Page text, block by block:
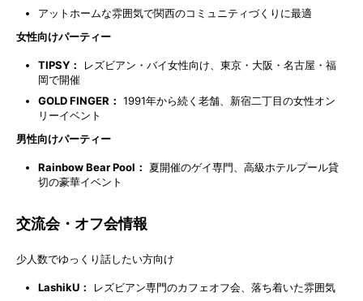
アットホームな雰囲気で関西のコミュニティづくりに最適
女性向けパーティー
TIPSY：
レズビアン・バイ女性向け、東京・大阪・名古屋・福
岡で開催
GOLD FINGER： 1991年から続く老舗、新宿二丁目の女性オン
リーイベント
男性向けパーティー
Rainbow Bear Pool：
夏開催のゲイ専門、高級ホテルプール貸
切の豪華イベント
交流会・オフ会情報
少人数でゆっくり話したい方向け
LashikU：
レズビアン専門のカフェオフ会、落ち着いた雰囲気